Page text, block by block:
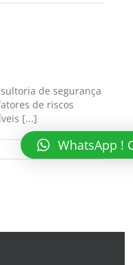
de segurança
de riscos
[...]
Read More
WhatsApp !